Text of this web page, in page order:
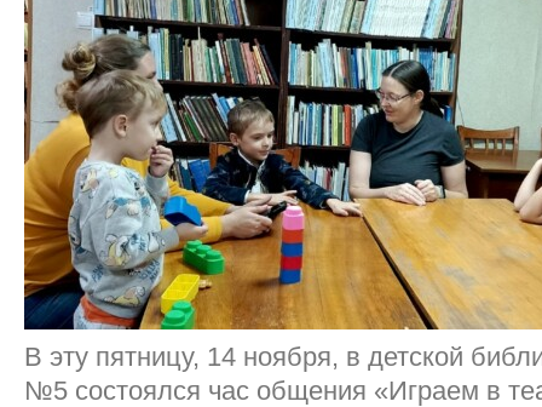
В эту пятницу, 14 ноября, в детской
№5 состоялся час общения «Играем в